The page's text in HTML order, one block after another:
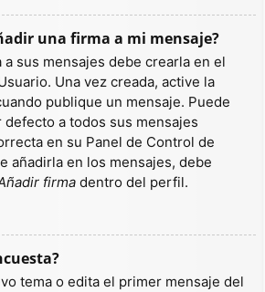
una firma a mi mensaje?
a sus mensajes debe crearla en el
Una vez creada, active la
publique un mensaje. Puede
a todos sus mensajes
en su Panel de Control de
añadirla en los mensajes, debe
firma dentro del perfil.
tema o edita el primer mensaje del